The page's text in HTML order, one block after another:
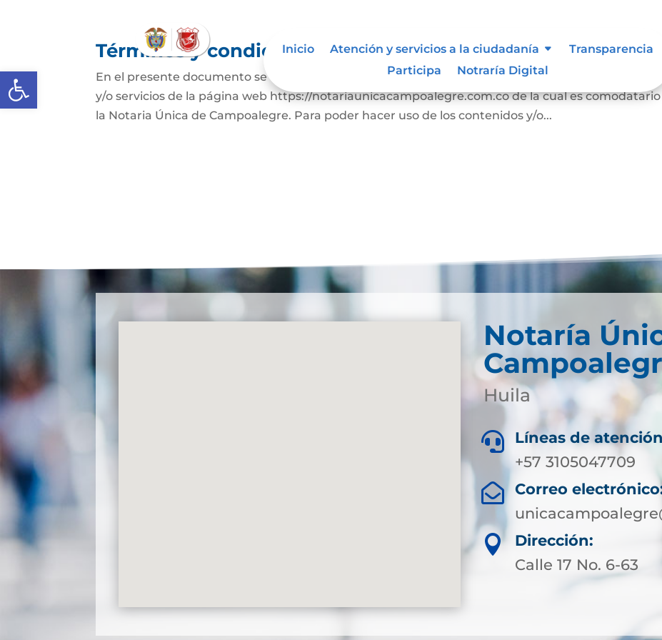
Abrir barra de herramientas
Inicio Atención y servicios a la ciudadanía
Transparencia
Participa
Notraría Digital
Términos y condiciones
En el presente documento se establecen los términos y condiciones para el uso de contenidos
y/o servicios de la página web https://notariaunicacampoalegre.com.co de la cual es comodatario
la Notaria Única de Campoalegre. Para poder hacer uso de los contenidos y/o...
Notaría
Huila

Líneas de
+57 3105047709

Correo

Dirección:
Calle 17 No. 6-63